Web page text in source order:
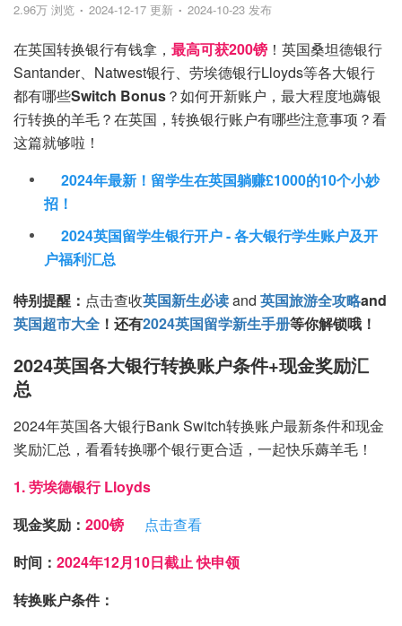
2.96万 浏览 2024-12-17 更新 2024-10-23 发布
在英国转换银行有钱拿， 最高可获200镑 ！英国桑坦德银行
Santander、Natwest银行、劳埃德银行Lloyds等各大银行
都有哪些Switch Bonus？如何开新账户，最大程度地薅银
行转换的羊毛？在英国，转换银行账户有哪些注意事项？看
这篇就够啦！
2024年最新！留学生在英国躺赚£1000的10个小妙
招！
2024英国留学生银行开户 - 各大银行学生账户及开
户福利汇总
特别提醒： 点击查收英国新生必读and 英国旅游全攻略and
英国超市大全 ！还有2024英国留学新生手册等你解锁哦！
2024英国各大银行转换账户条件+现金奖励汇
总
2024年英国各大银行Bank Switch转换账户最新条件和现金
奖励汇总，看看转换哪个银行更合适，一起快乐薅羊毛！
1. 劳埃德银行 Lloyds
现金奖励： 200镑
点击查看
时间： 2024年12月10日截止 快申领
转换账户条件：